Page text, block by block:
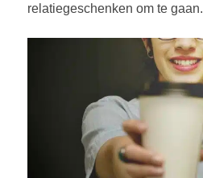
relatiegeschenken om te gaan.